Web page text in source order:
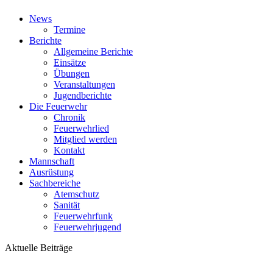
News
Termine
Berichte
Allgemeine Berichte
Einsätze
Übungen
Veranstaltungen
Jugendberichte
Die Feuerwehr
Chronik
Feuerwehrlied
Mitglied werden
Kontakt
Mannschaft
Ausrüstung
Sachbereiche
Atemschutz
Sanität
Feuerwehrfunk
Feuerwehrjugend
Aktuelle Beiträge